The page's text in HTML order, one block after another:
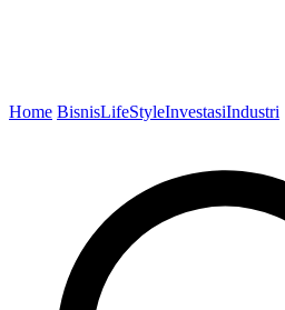
Home BisnisLifeStyleInvestasiIndustri